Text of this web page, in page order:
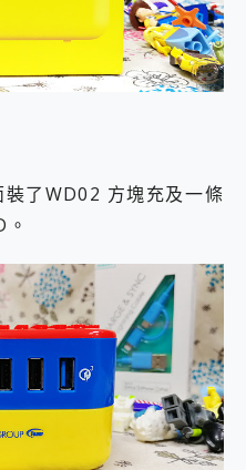
了WD02 方塊充及一條